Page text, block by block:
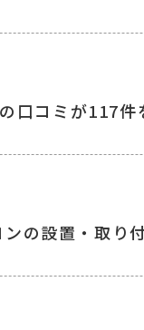
口コミが117件
ンの設置・取り